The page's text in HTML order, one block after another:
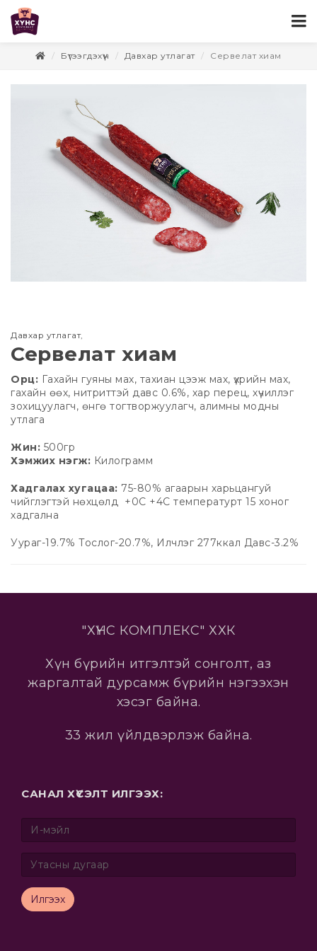
Бүтээгдэхүүн Давхар утлагат Сервелат хиам
Давхар утлагат,
Сервелат хиам
Орц: Гахайн гуяны мах, тахиан цээж мах, үхрийн мах,
гахайн өөх, нитриттэй давс 0.6%, хар перец, хүчиллэг
зохицуулагч, өнгө тогтворжуулагч, алимны модны
утлага
Жин: 500гр
Хэмжих нэгж: Килограмм
Хадгалах хугацаа: 75-80% агаарын харьцангуй
чийглэгтэй нөхцөлд +0С +4С температурт 15 хоног
хадгална
Уураг-19.7% Тослог-20.7%, Илчлэг 277ккал Давс-3.2%
"ХҮНС КОМПЛЕКС" ХХК
Хүн бүрийн итгэлтэй сонголт, аз
жаргалтай дурсамж бүрийн нэгээхэн
хэсэг байна.
33 жил үйлдвэрлэж байна.
САНАЛ ХҮСЭЛТ ИЛГЭЭХ:
Илгээх